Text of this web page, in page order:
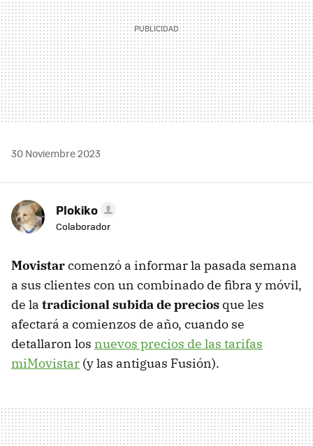
30 Noviembre 2023
Plokiko
Colaborador
Movistarcomenzó a informar la pasada semana
a sus clientes con un combinado de fibra y móvil,
de la tradicional subida de precios que les
afectará a comienzos de año, cuando se
detallaron los nuevos precios de las tarifas
miMovistar (y las antiguas Fusión).